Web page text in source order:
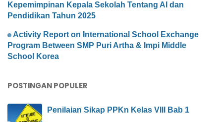
Kepemimpinan Kepala Sekolah Tentang AI dan
Pendidikan Tahun 2025
Activity Report on International School Exchange
Program Between SMP Puri Artha & Impi Middle
School Korea
POSTINGAN POPULER
Penilaian Sikap PPKn Kelas VIII Bab 1